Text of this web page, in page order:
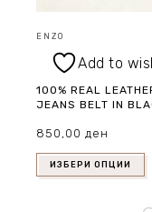
ENZO
Add to
100% REAL
JEANS BELT IN
850,00 ден
ИЗБЕРИ ОПЦИИ